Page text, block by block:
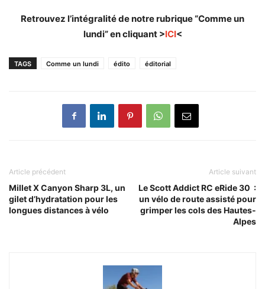
Retrouvez l’intégralité de notre rubrique “Comme un
lundi” en cliquant >ICI<
TAGS Comme un lundi édito éditorial
Article précédent
Millet X Canyon Sharp 3L, un
gilet d’hydratation pour les
longues distances à vélo
Article suivant
Le Scott Addict RC eRide 30 :
un vélo de route assisté pour
grimper les cols des Hautes-
Alpes